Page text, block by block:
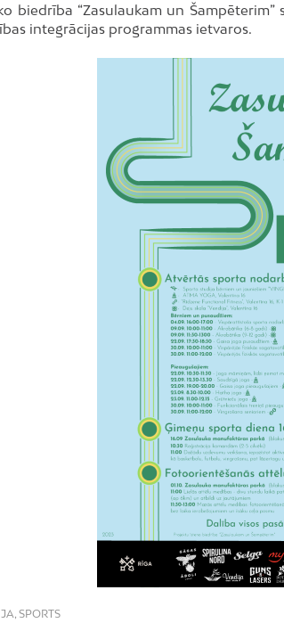
biedrība “Zasulaukam un
integrācijas programmas ietvaros.
, SPORTS